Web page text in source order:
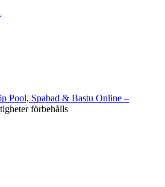
Pool, Spabad & Bastu Online –
förbehålls